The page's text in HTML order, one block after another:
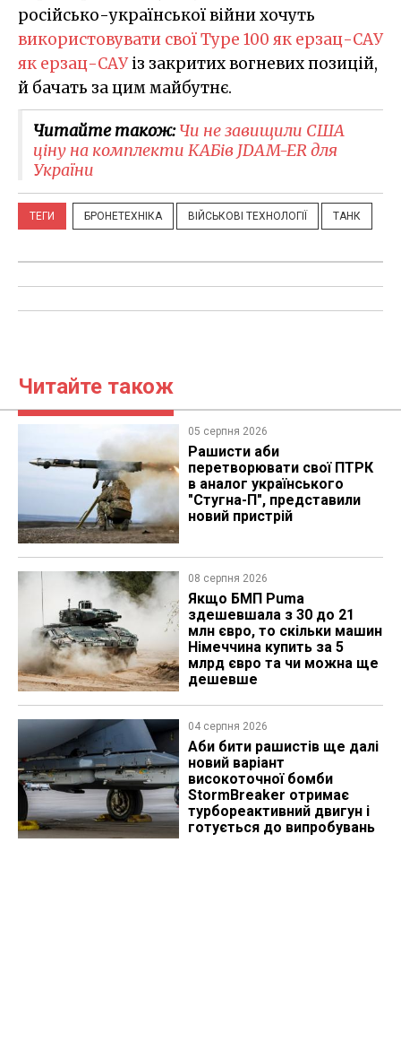
російсько-української війни хочуть
використовувати свої Type 100 як ерзац-САУ
як ерзац-САУіз закритих вогневих позицій,
й бачать за цим майбутнє.
Читайте також:Чи не завищили США
ціну на комплекти КАБів JDAM-ER для
України
ТЕГИ БРОНЕТЕХНІКА ВІЙСЬКОВІ ТЕХНОЛОГІЇ ТАНК
Читайте також
05 серпня 2026
Рашисти аби
перетворювати свої ПТРК
в аналог українського
"Стугна-П", представили
новий пристрій
08 серпня 2026
Якщо БМП Puma
здешевшала з 30 до 21
млн євро, то скільки машин
Німеччина купить за 5
млрд євро та чи можна ще
дешевше
04 серпня 2026
Аби бити рашистів ще далі
новий варіант
високоточної бомби
StormBreaker отримає
турбореактивний двигун і
готується до випробувань